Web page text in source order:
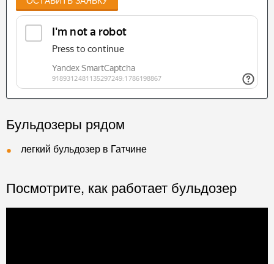
Бульдозеры рядом
легкий бульдозер в Гатчине
Посмотрите, как работает бульдозер